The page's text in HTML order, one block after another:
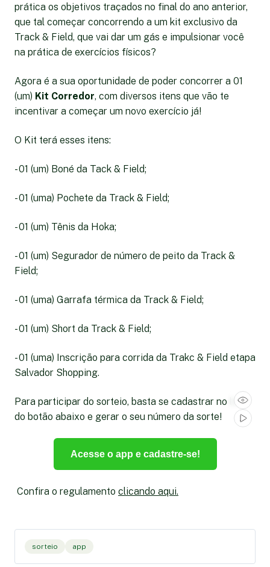
prática os objetivos traçados no final do ano anterior,
que tal começar concorrendo a um kit exclusivo da
Track & Field, que vai dar um gás e impulsionar você
na prática de exercícios físicos?
Agora é a sua oportunidade de poder concorrer a 01
(um) Kit Corredor, com diversos itens que vão te
incentivar a começar um novo exercício já!
O Kit terá esses itens:
- 01 (um) Boné da Tack & Field;
- 01 (uma) Pochete da Track & Field;
- 01 (um) Tênis da Hoka;
- 01 (um) Segurador de número de peito da Track &
Field;
- 01 (uma) Garrafa térmica da Track & Field;
- 01 (um) Short da Track & Field;
- 01 (uma) Inscrição para corrida da Trakc & Field etapa
Salvador Shopping.
Para participar do sorteio, basta se cadastrar no link
do botão abaixo e gerar o seu número da sorte!
Acesse o app e cadastre-se!
Confira o regulamento clicando aqui.
sorteio app